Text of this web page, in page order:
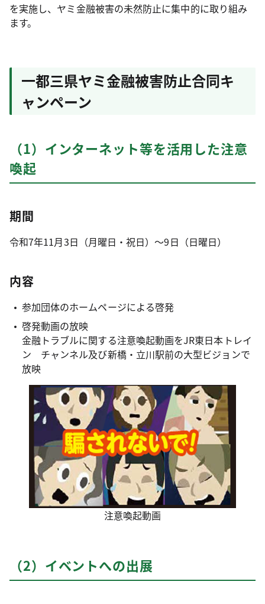
を実施し、ヤミ金融被害の未然防止に集中的に取り組み
ます。
一都三県ヤミ金融被害防止合同キ
ャンペーン
（1）インターネット等を活用した注意
喚起
期間
令和7年11月3日（月曜日・祝日）～9日（日曜日）
内容
参加団体のホームページによる啓発
啓発動画の放映
金融トラブルに関する注意喚起動画をJR東日本トレイ
ン チャンネル及び新橋・立川駅前の大型ビジョンで
放映
注意喚起動画
（2）イベントへの出展